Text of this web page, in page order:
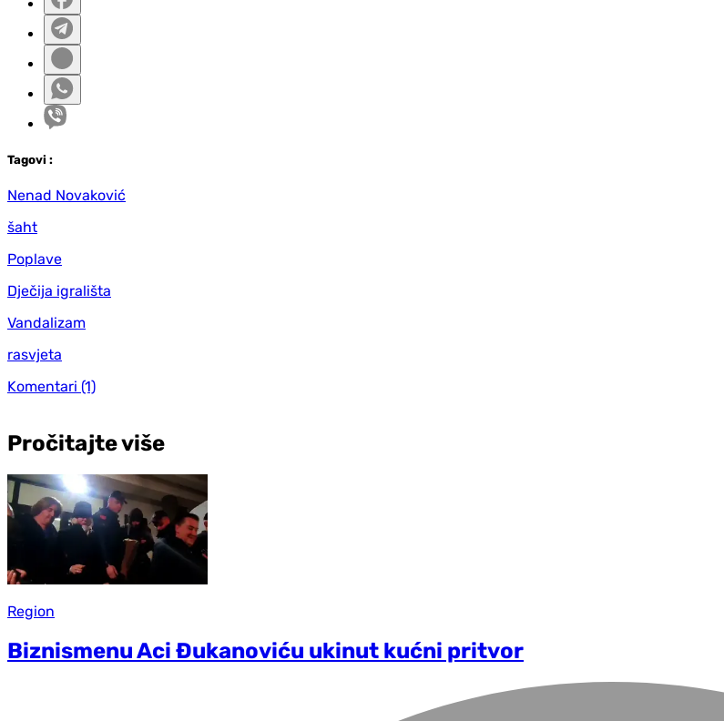
Tagovi :
Nenad Novaković
šaht
Poplave
Dječija igrališta
Vandalizam
rasvjeta
Komentari (1)
Pročitajte više
Region
Biznismenu Aci Đukanoviću ukinut kućni pritvor